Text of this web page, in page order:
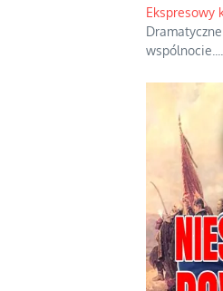
Ekspresowy
wspólnocie.